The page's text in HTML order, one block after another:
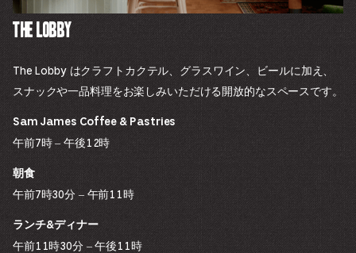
The Lobby
The Lobby はクラフトカクテル、グラスワイン、ビールに加え、
スナックや一品料理をお楽しみいただける開放的なスペースです。
Sam James Coffee & Pastries
午前7時 – 午後12時
朝食
午前7時30分 – 午前11時
ランチ&ディナー
午前11時30分 – 午後11時